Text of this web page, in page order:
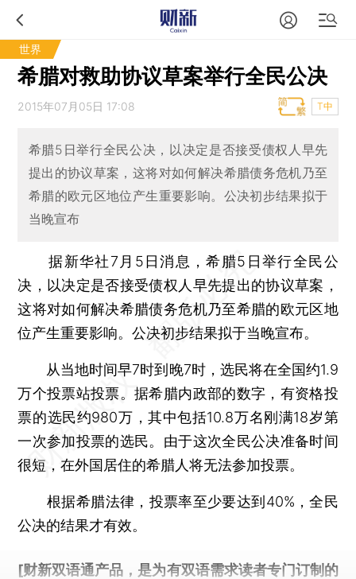
世界
希腊对救助协议草案举行全民公决
2015年07月05日 17:08 T中
希腊5日举行全民公决，以决定是否接受债权人早先
提出的协议草案，这将对如何解决希腊债务危机乃至
希腊的欧元区地位产生重要影响。公决初步结果拟于
当晚宣布
据新华社7月5日消息，希腊5日举行全民公
决，以决定是否接受债权人早先提出的协议草案，
这将对如何解决希腊债务危机乃至希腊的欧元区地
位产生重要影响。公决初步结果拟于当晚宣布。
从当地时间早7时到晚7时，选民将在全国约1.9
万个投票站投票。据希腊内政部的数字，有资格投
票的选民约980万，其中包括10.8万名刚满18岁第
一次参加投票的选民。由于这次全民公决准备时间
很短，在外国居住的希腊人将无法参加投票。
根据希腊法律，投票率至少要达到40%，全民
公决的结果才有效。
[财新双语通产品，是为有双语需求读者专门订制的